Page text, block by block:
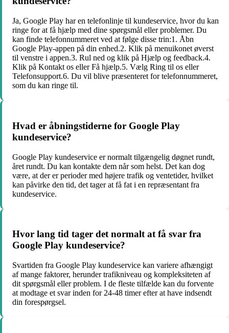
Ja, Google Play har en telefonlinje til kundeservice, hvor du kan
ringe for at få hjælp med dine spørgsmål eller problemer. Du
kan finde telefonnummeret ved at følge disse trin:1. Åbn
Google Play-appen på din enhed.2. Klik på menuikonet øverst
til venstre i appen.3. Rul ned og klik på Hjælp og feedback.4.
Klik på Kontakt os eller Få hjælp.5. Vælg Ring til os eller
Telefonsupport.6. Du vil blive præsenteret for telefonnummeret,
som du kan ringe til.
Hvad er åbningstiderne for Google Play
kundeservice?
Google Play kundeservice er normalt tilgængelig døgnet rundt,
året rundt. Du kan kontakte dem når som helst. Det kan dog
være, at der er perioder med højere trafik og ventetider, hvilket
kan påvirke den tid, det tager at få fat i en repræsentant fra
kundeservice.
Hvor lang tid tager det normalt at få svar fra
Google Play kundeservice?
Svartiden fra Google Play kundeservice kan variere afhængigt
af mange faktorer, herunder trafikniveau og kompleksiteten af
dit spørgsmål eller problem. I de fleste tilfælde kan du forvente
at modtage et svar inden for 24-48 timer efter at have indsendt
din forespørgsel.